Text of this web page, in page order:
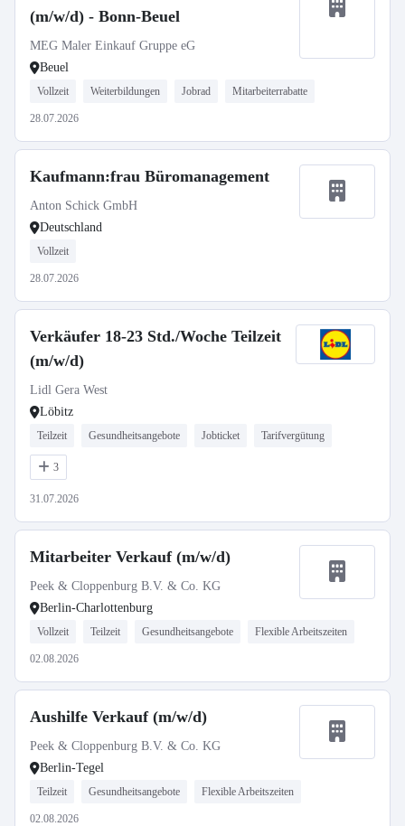
(m/w/d) - Bonn-Beuel
MEG Maler Einkauf Gruppe eG
Beuel
Vollzeit Weiterbildungen Jobrad Mitarbeiterrabatte
28.07.2026
Kaufmann:frau Büromanagement
Anton Schick GmbH
Deutschland
Vollzeit
28.07.2026
Verkäufer 18-23 Std./Woche Teilzeit
(m/w/d)
Lidl Gera West
Löbitz
Teilzeit Gesundheitsangebote Jobticket Tarifvergütung
3
31.07.2026
Mitarbeiter Verkauf (m/w/d)
Peek & Cloppenburg B.V. & Co. KG
Berlin-Charlottenburg
Vollzeit Teilzeit Gesundheitsangebote Flexible Arbeitszeiten
02.08.2026
Aushilfe Verkauf (m/w/d)
Peek & Cloppenburg B.V. & Co. KG
Berlin-Tegel
Teilzeit Gesundheitsangebote Flexible Arbeitszeiten
02.08.2026